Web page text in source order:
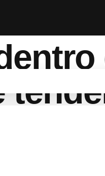
nei mondi digitali. Nei
di festa. È un periodo in